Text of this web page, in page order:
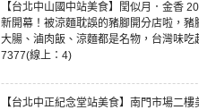
【台北中山國中站美食】閏似月．金香
新開幕！被涼麵耽誤的豬腳開分店啦，豬
大腸、滷肉飯、涼麵都是名物，台灣味吃
7377(線上：4)
【台北中正紀念堂站美食】南門市場二樓